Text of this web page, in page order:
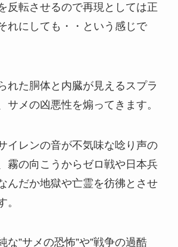
反転させるので再現としては正
れにしても・・という感じで
れた胴体と内臓が見えるスプラ
サメの凶悪性を煽ってきます。
イレンの音が不気味な唸り声の
霧の向こうからゼロ戦や日本兵
んだか地獄や亡霊を彷彿とさせ
。
な”サメの恐怖”や”戦争の過酷